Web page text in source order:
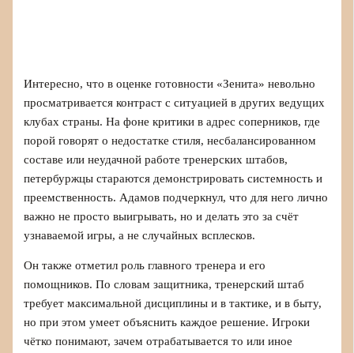
Интересно, что в оценке готовности «Зенита» невольно
просматривается контраст с ситуацией в других ведущих
клубах страны. На фоне критики в адрес соперников, где
порой говорят о недостатке стиля, несбалансированном
составе или неудачной работе тренерских штабов,
петербуржцы стараются демонстрировать системность и
преемственность. Адамов подчеркнул, что для него лично
важно не просто выигрывать, но и делать это за счёт
узнаваемой игры, а не случайных всплесков.
Он также отметил роль главного тренера и его
помощников. По словам защитника, тренерский штаб
требует максимальной дисциплины и в тактике, и в быту,
но при этом умеет объяснить каждое решение. Игроки
чётко понимают, зачем отрабатывается то или иное